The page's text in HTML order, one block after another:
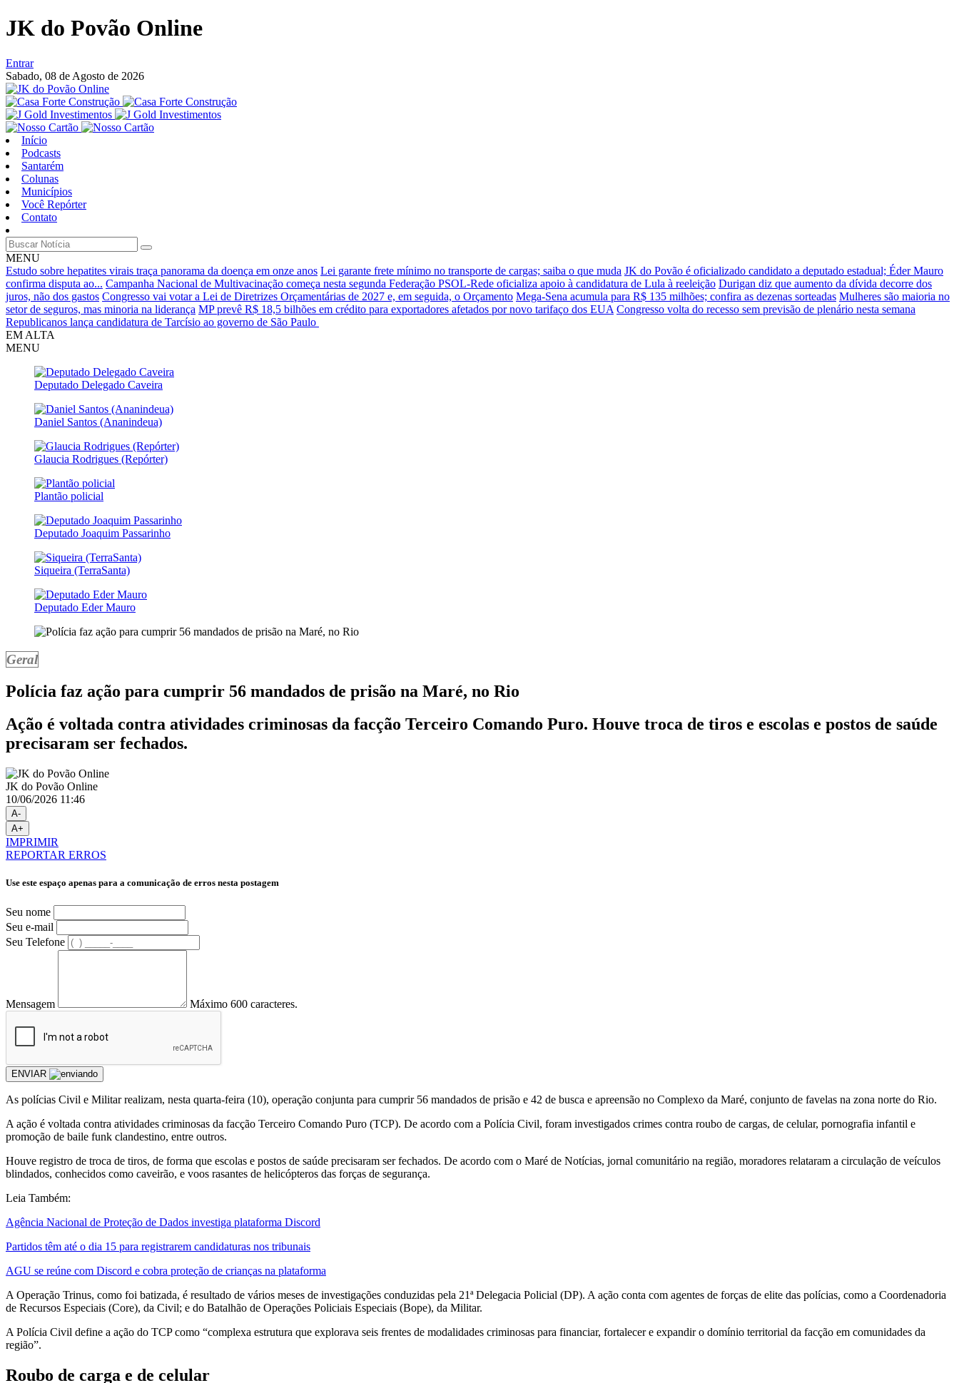
JK do Povão Online
Entrar
Sabado, 08 de Agosto de 2026
Início
Podcasts
Santarém
Colunas
Municípios
Você Repórter
Contato
MENU
Estudo sobre hepatites virais traça panorama da doença em onze anos Lei garante frete mínimo no transporte de cargas; saiba o que muda JK do Povão é oficializado candidato a deputado estadual; Éder Mauro
confirma disputa ao... Campanha Nacional de Multivacinação começa nesta segunda Federação PSOL-Rede oficializa apoio à candidatura de Lula à reeleição Durigan diz que aumento da dívida decorre dos
juros, não dos gastos Congresso vai votar a Lei de Diretrizes Orçamentárias de 2027 e, em seguida, o Orçamento Mega-Sena acumula para R$ 135 milhões; confira as dezenas sorteadas Mulheres são maioria no
setor de seguros, mas minoria na liderança MP prevê R$ 18,5 bilhões em crédito para exportadores afetados por novo tarifaço dos EUA Congresso volta do recesso sem previsão de plenário nesta semana
Republicanos lança candidatura de Tarcísio ao governo de São Paulo
EM ALTA
MENU
Deputado Delegado Caveira
Daniel Santos (Ananindeua)
Glaucia Rodrigues (Repórter)
Plantão policial
Deputado Joaquim Passarinho
Siqueira (TerraSanta)
Deputado Eder Mauro
Geral
Polícia faz ação para cumprir 56 mandados de prisão na Maré, no Rio
Ação é voltada contra atividades criminosas da facção Terceiro Comando Puro. Houve troca de tiros e escolas e postos de saúde
precisaram ser fechados.
JK do Povão Online
10/06/2026 11:46
A-
A+
IMPRIMIR
REPORTAR ERROS
Use este espaço apenas para a comunicação de erros nesta postagem
Seu nome
Seu e-mail
Seu Telefone
Mensagem Máximo 600 caracteres.
ENVIAR
As polícias Civil e Militar realizam, nesta quarta-feira (10), operação conjunta para cumprir 56 mandados de prisão e 42 de busca e apreensão no Complexo da Maré, conjunto de favelas na zona norte do Rio.
A ação é voltada contra atividades criminosas da facção Terceiro Comando Puro (TCP). De acordo com a Polícia Civil, foram investigados crimes contra roubo de cargas, de celular, pornografia infantil e
promoção de baile funk clandestino, entre outros.
Houve registro de troca de tiros, de forma que escolas e postos de saúde precisaram ser fechados. De acordo com o Maré de Notícias, jornal comunitário na região, moradores relataram a circulação de veículos
blindados, conhecidos como caveirão, e voos rasantes de helicópteros das forças de segurança.
Leia Também:
Agência Nacional de Proteção de Dados investiga plataforma Discord
Partidos têm até o dia 15 para registrarem candidaturas nos tribunais
AGU se reúne com Discord e cobra proteção de crianças na plataforma
A Operação Trinus, como foi batizada, é resultado de vários meses de investigações conduzidas pela 21ª Delegacia Policial (DP). A ação conta com agentes de forças de elite das polícias, como a Coordenadoria
de Recursos Especiais (Core), da Civil; e do Batalhão de Operações Policiais Especiais (Bope), da Militar.
A Polícia Civil define a ação do TCP como “complexa estrutura que explorava seis frentes de modalidades criminosas para financiar, fortalecer e expandir o domínio territorial da facção em comunidades da
região”.
Roubo de carga e de celular